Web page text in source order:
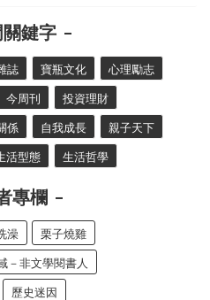
關鍵字
誌 寶瓶文化 心理勵志
今周刊 投資理財
係 自我成長 親子天下
活型態 生活哲學
專欄
澡 栗子燒雞
－非文學閱書人
歷史迷因